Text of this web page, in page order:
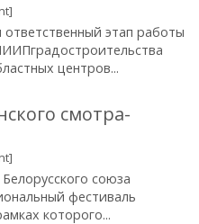
этап работы
центров...
смотра-
союза
фестиваль
которого...